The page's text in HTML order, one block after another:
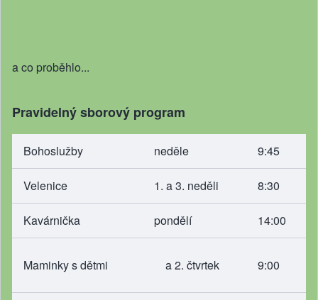
a co proběhlo...
Pravidelný sborový program
Bohoslužby neděle 9:45
Velenice 1. a 3. neděli 8:30
Kavárnička pondělí 14:00
Maminky s dětmi a 2. čtvrtek 9:00